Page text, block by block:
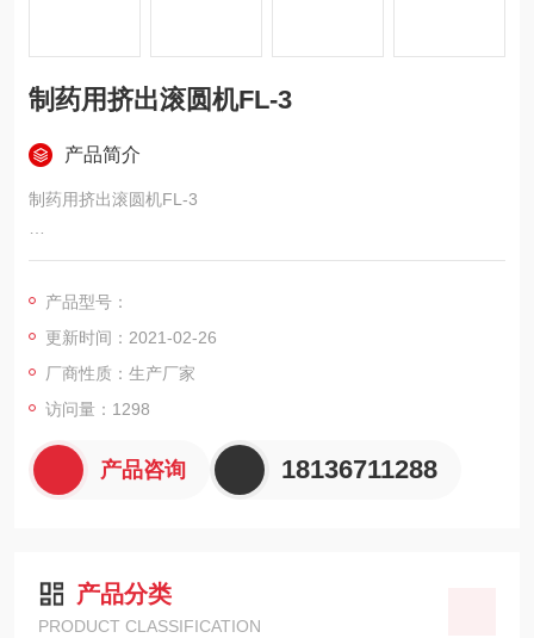
制药用挤出滚圆机FL-3
产品简介
制药用挤出滚圆机FL-3
目前制备小丸剂广泛应用的方法是采用挤出机配合滚圆机生产。
能完成造丸过程。
产品型号：
更新时间：2021-02-26
厂商性质：生产厂家
访问量：1298
产品咨询 18136711288
产品分类
PRODUCT CLASSIFICATION